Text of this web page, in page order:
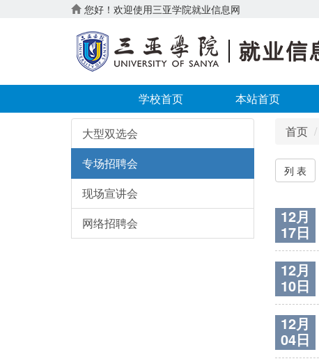
您好！欢迎使用三亚学院就业信息网
学校首页 本站首页
大型双选会
专场招聘会
现场宣讲会
网络招聘会
首页
列 表
12月
17日
12月
10日
12月
04日